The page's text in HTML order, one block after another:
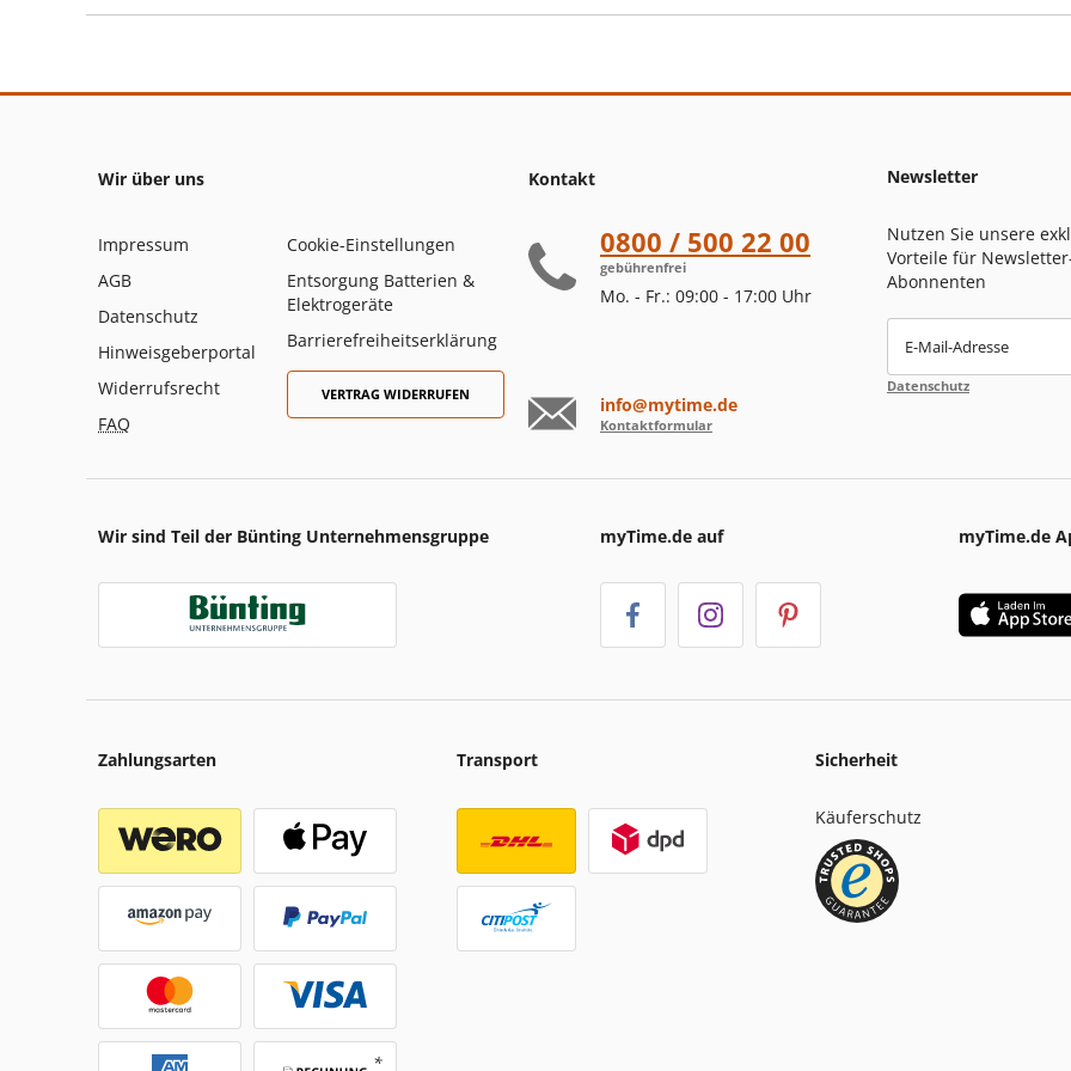
Wir über uns
Impressum
AGB
Datenschutz
Hinweisgeberportal
Widerrufsrecht
FAQ
Cookie-Einstellungen
Entsorgung Batterien &
Elektrogeräte
Barrierefreiheitserklärung
VERTRAG WIDERRUFEN
Kontakt
0800 / 500 22 00
gebührenfrei
Mo. - Fr.: 09:00 - 17:00 Uhr
info@mytime.de
Kontaktformular
Newsletter
Nutzen Sie unsere
Vorteile für
Abonnenten
E-Mail-Adresse
Datenschutz
Wir sind Teil der Bünting Unternehmensgruppe myTime.de auf myTime.de
Zahlungsarten Transport Sicherheit
Käuferschutz